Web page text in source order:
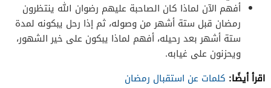
أفهم الآن لماذا كان الصاحبة عليهم رضوان الله ينتظرون
رمضان قبل ستة أشهر من وصوله، ثم إذا رحل يبكونه لمدة
ستة أشهر بعد رحيله، أفهم لماذا يبكون على خير الشهور،
ويحزنون على غيابه.
اقرأ أيضًا: كلمات عن استقبال رمضان